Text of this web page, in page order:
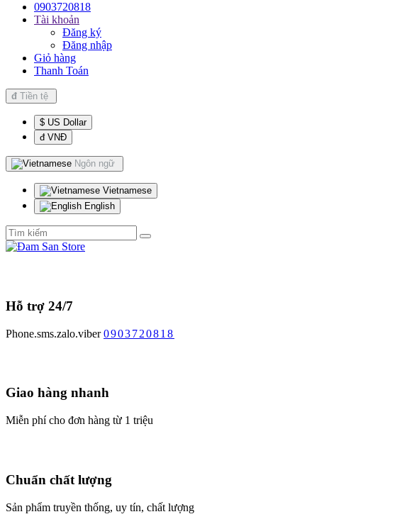
0903720818
Tài khoản
Đăng ký
Đăng nhập
Giỏ hàng
Thanh Toán
đ Tiền tệ
$ US Dollar
đ VNĐ
Ngôn ngữ
Vietnamese
English
Hỗ trợ 24/7
Phone.sms.zalo.viber0903720818
Giao hàng nhanh
Miễn phí cho đơn hàng từ 1 triệu
Chuẩn chất lượng
Sản phẩm truyền thống, uy tín, chất lượng